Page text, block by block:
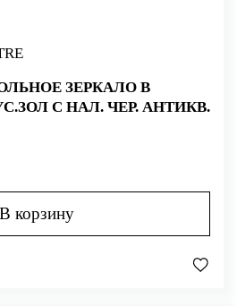
ЗЕРКАЛО В
С НАЛ. ЧЕР. АНТИКВ.
В корзину